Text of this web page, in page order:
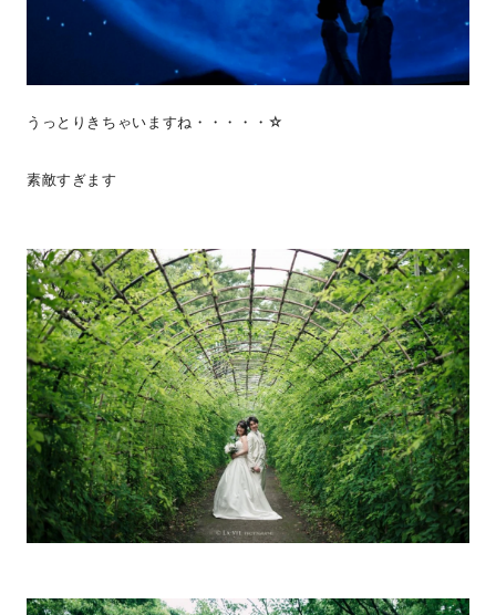
うっとりきちゃいますね・・・・・☆
素敵すぎます